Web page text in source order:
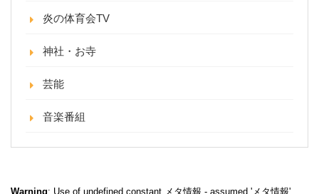
炎の体育会TV
神社・お寺
芸能
音楽番組
Warning: Use of undefined constant メタ情報 - assumed 'メタ情報'